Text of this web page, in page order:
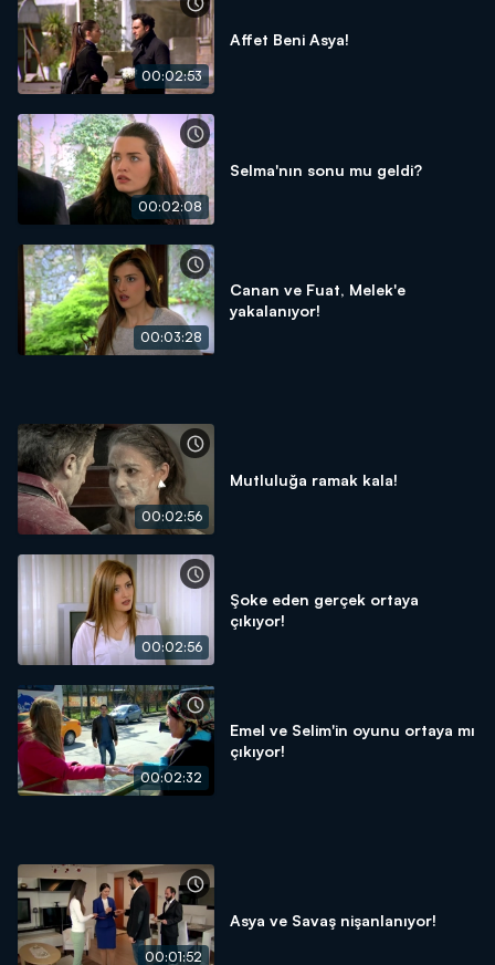
00:02:53
Affet Beni Asya!
00:02:08
Selma'nın sonu mu geldi?
00:03:28
Canan ve Fuat, Melek'e
yakalanıyor!
00:02:56
Mutluluğa ramak kala!
00:02:56
Şoke eden gerçek ortaya
çıkıyor!
00:02:32
Emel ve Selim'in oyunu ortaya mı
çıkıyor!
00:01:52
Asya ve Savaş nişanlanıyor!